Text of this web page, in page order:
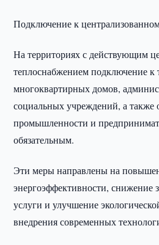
Подключение к
На территориях с действующим
теплоснабжением подключение
многоквартирных домов,
социальных учреждений, а также
промышленности и
обязательным.
Эти меры направлены на
энергоэффективности, снижение
услуги и улучшение
внедрения современных